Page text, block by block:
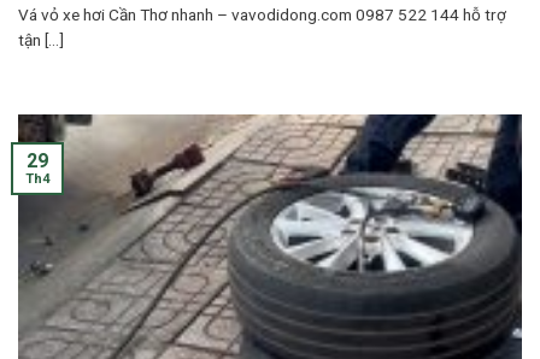
Vá vỏ xe hơi Cần Thơ nhanh – vavodidong.com 0987 522 144 hỗ trợ
tận [...]
29
Th4